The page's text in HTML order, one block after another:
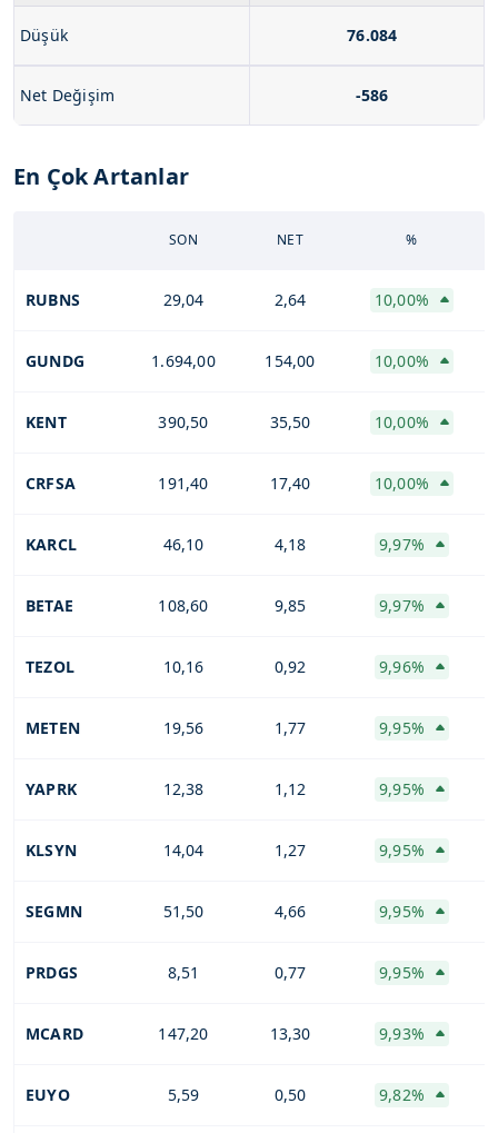
Düşük 76.084
Net Değişim -586
En Çok Artanlar
SON NET %
RUBNS 29,04 2,64 10,00%
GUNDG 1.694,00 154,00 10,00%
KENT 390,50 35,50 10,00%
CRFSA 191,40 17,40 10,00%
KARCL 46,10 4,18 9,97%
BETAE 108,60 9,85 9,97%
TEZOL 10,16 0,92 9,96%
METEN 19,56 1,77 9,95%
YAPRK 12,38 1,12 9,95%
KLSYN 14,04 1,27 9,95%
SEGMN 51,50 4,66 9,95%
PRDGS 8,51 0,77 9,95%
MCARD 147,20 13,30 9,93%
EUYO 5,59 0,50 9,82%